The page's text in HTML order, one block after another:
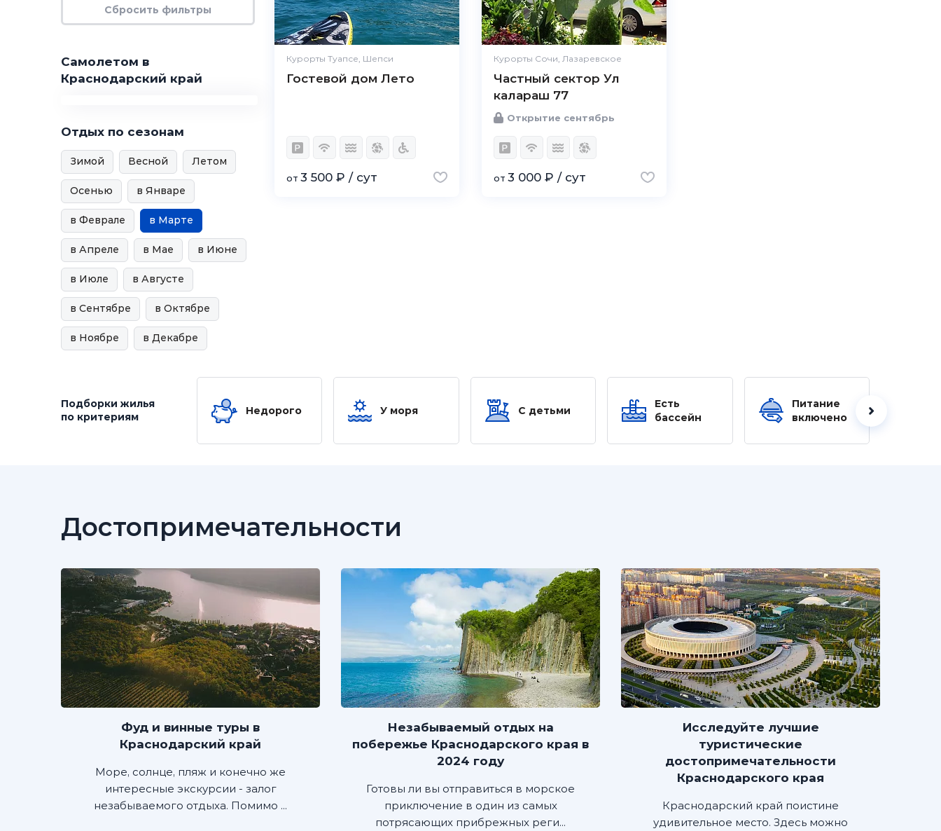
Самолетом в
Краснодарский край
Отдых по сезонам
Зимой Весной Летом
Осенью в Январе
в Феврале в Марте
в Апреле в Мае в Июне
в Июле в Августе
в Сентябре в Октябре
в Ноябре в Декабре
Курорты Туапсе, Шепси
Гостевой дом Лето
от 3 500 ₽ / сут
Курорты Сочи, Лазаревское
Частный сектор Ул
калараш 77
Открытие сентябрь
от 3 000 ₽ / сут
Подборки жилья
по критериям
Недорого У моря С детьми
Есть
бассейн
Питание
включено
Достопримечательности
Фуд и винные туры в
Краснодарский край
Море, солнце, пляж и конечно же
интересные экскурсии - залог
незабываемого отдыха. Помимо ...
Незабываемый отдых на
побережье Краснодарского края в
2024 году
Готовы ли вы отправиться в морское
приключение в один из самых
потрясающих прибрежных реги...
Исследуйте лучшие
туристические
достопримечательности
Краснодарского края
Краснодарский край поистине
удивительное место. Здесь можно